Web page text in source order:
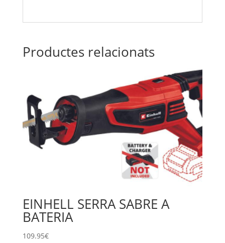
Productes relacionats
EINHELL SERRA SABRE A
BATERIA
109.95€